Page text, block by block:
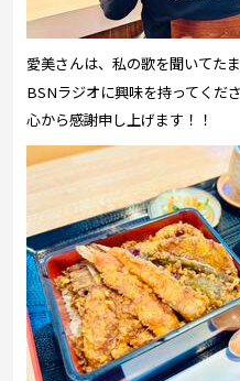
愛美さんは、私の歌を聞いてた
BSNラジオに興味を持ってくだ
心から感謝申し上げます！！